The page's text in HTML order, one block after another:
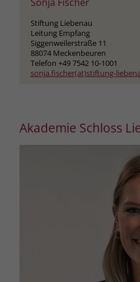
Sonja Fischer
Stiftung Liebenau
Leitung Empfang
Siggenweilerstraße 11
88074 Meckenbeuren
Telefon +49 7542 10-1001
sonja.fischer(at)stiftung-
Akademie Schloss
bessere,
zeigen. Das
persönlich
Informationen
nur platziert,
Unternehmen